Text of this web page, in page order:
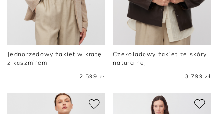
Jednorzędowy żakiet w kratę
z kaszmirem
2 599 zł
Czekoladowy żakiet ze skóry
naturalnej
3 799 zł